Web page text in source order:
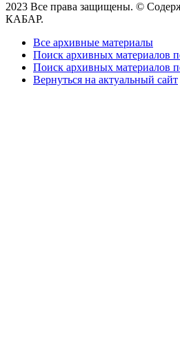
2023 Все права защищены. ©
КАБАР.
Все архивные материалы
Поиск архивных материалов
Поиск архивных материалов
Вернуться на актуальный сайт